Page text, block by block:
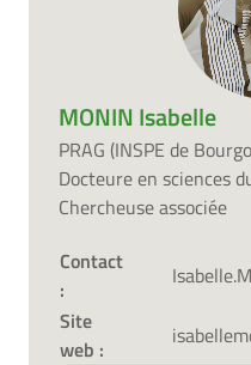
MONIN Isabelle
PRAG (INSPE de
Docteure en sciences
Chercheuse associée
Contact
:
Site
web :